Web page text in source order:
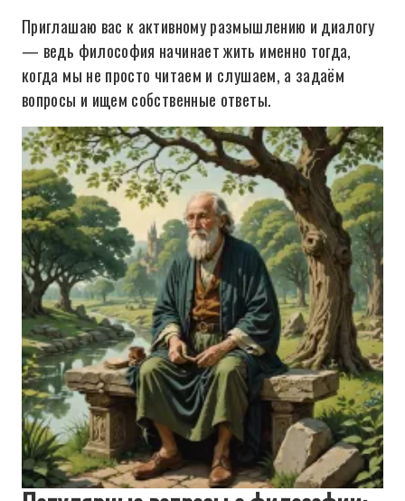
Приглашаю вас к активному размышлению и диалогу
— ведь философия начинает жить именно тогда,
когда мы не просто читаем и слушаем, а задаём
вопросы и ищем собственные ответы.